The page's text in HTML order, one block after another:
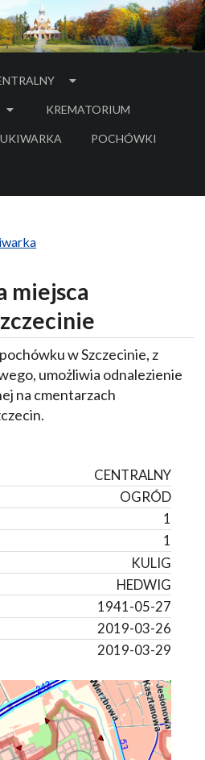
KREMATORIUM
POCHÓWKI
- LINK DO SERWISU
miejsca
w Szczecinie, z
umożliwia odnalezienie
na cmentarzach
CENTRALNY
OGRÓD
1
1
KULIG
HEDWIG
1941-05-27
2019-03-26
2019-03-29